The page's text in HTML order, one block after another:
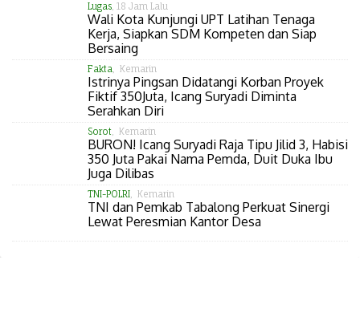
Lugas, 18 Jam Lalu
Wali Kota Kunjungi UPT Latihan Tenaga
Kerja, Siapkan SDM Kompeten dan Siap
Bersaing
Fakta, Kemarin
Istrinya Pingsan Didatangi Korban Proyek
Fiktif 350Juta, Icang Suryadi Diminta
Serahkan Diri
Sorot, Kemarin
BURON! Icang Suryadi Raja Tipu Jilid 3, Habisi
350 Juta Pakai Nama Pemda, Duit Duka Ibu
Juga Dilibas
TNI-POLRI, Kemarin
TNI dan Pemkab Tabalong Perkuat Sinergi
Lewat Peresmian Kantor Desa